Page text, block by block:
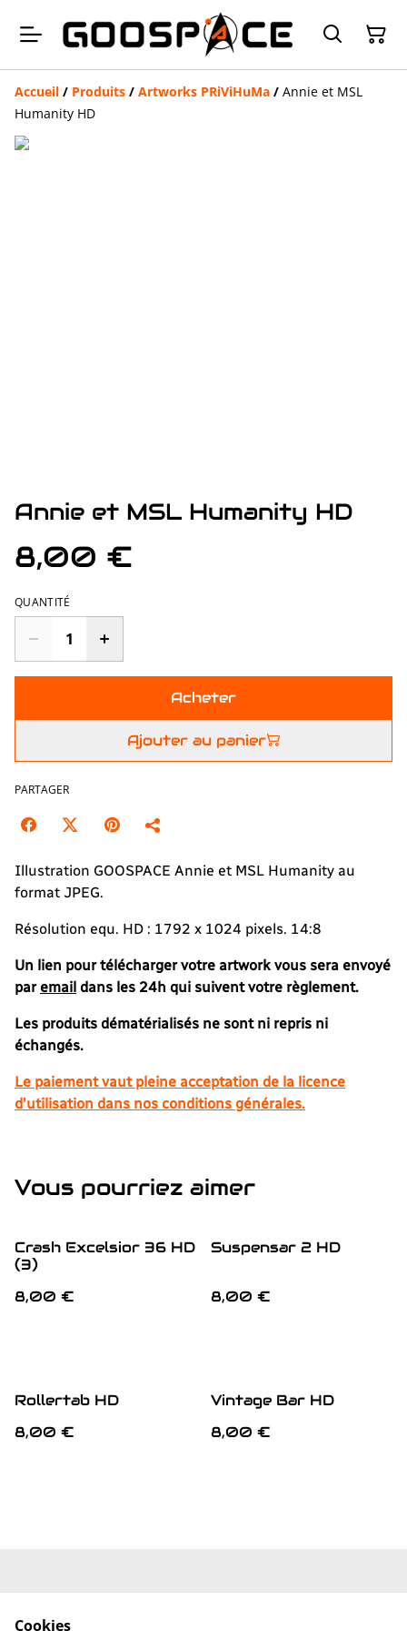
Accueil / Produits / Artworks PRiViHuMa / Annie et MSL
Humanity HD
Annie et MSL Humanity HD
8,00 €
QUANTITÉ
Acheter
Ajouter au panier
PARTAGER
Illustration GOOSPACE Annie et MSL Humanity au
format JPEG.
Résolution equ. HD : 1792 x 1024 pixels. 14:8
Un lien pour télécharger votre artwork vous sera envoyé
paremail dans les 24h qui suivent votre règlement.
Les produits dématérialisés ne sont ni repris ni
échangés.
Le paiement vaut pleine acceptation de la licence
d'utilisation dans nos conditions générales.
Vous pourriez aimer
Crash Excelsior 36 HD
(3)
8,00 €
Suspensar 2 HD
8,00 €
Rollertab HD
8,00 €
Vintage Bar HD
8,00 €
Cookies